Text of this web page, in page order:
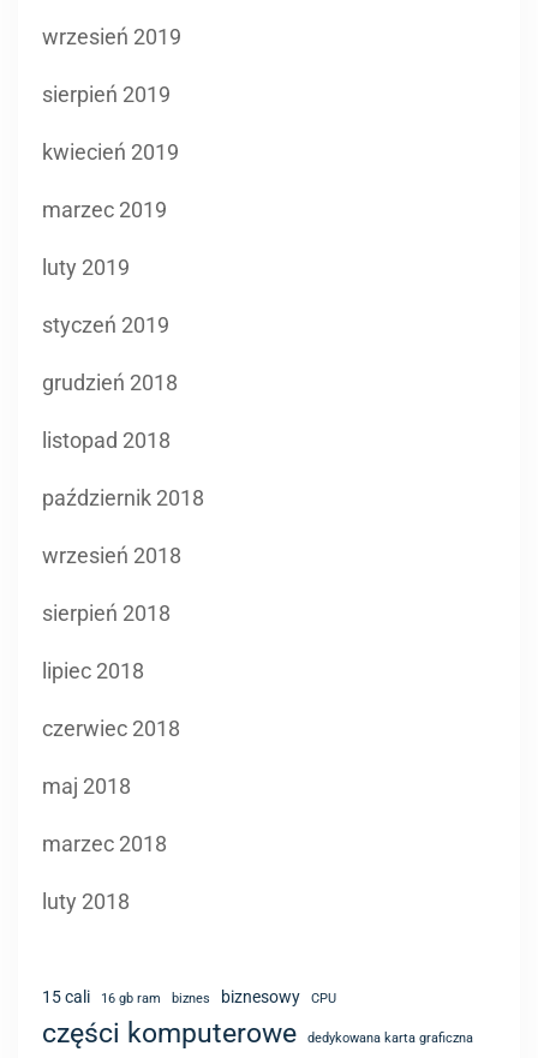
wrzesień 2019
sierpień 2019
kwiecień 2019
marzec 2019
luty 2019
styczeń 2019
grudzień 2018
listopad 2018
październik 2018
wrzesień 2018
sierpień 2018
lipiec 2018
czerwiec 2018
maj 2018
marzec 2018
luty 2018
15 cali 16 gb ram biznes biznesowy CPU
części komputerowe dedykowana karta graficzna